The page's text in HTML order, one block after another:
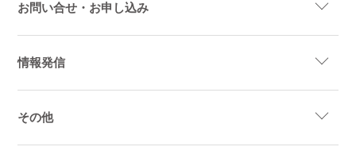
お問い合せ・お申し込み
情報発信
その他